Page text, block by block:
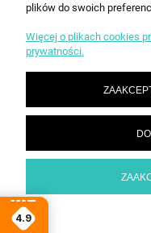
4.9
plików do swoich
Więcej o plikach cookies
prywatności.